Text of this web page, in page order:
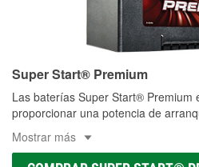
Super Start® Premium
Las baterías Super Start® Premium
proporcionar una potencia de
Mostrar más